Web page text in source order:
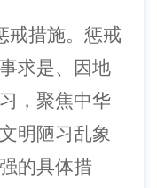
戒措施。惩戒
求是、因地
，聚焦中华
明陋习乱象
的具体措